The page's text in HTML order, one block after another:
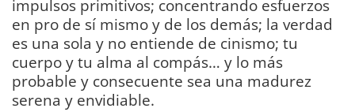
impulsos primitivos; concentrando esfuerzos
en pro de sí mismo y de los demás; la verdad
es una sola y no entiende de cinismo; tu
cuerpo y tu alma al compás… y lo más
probable y consecuente sea una madurez
serena y envidiable.